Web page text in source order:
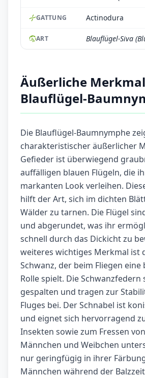
GATTUNG Actinodura
ART Blauflügel-Siva
Äußerliche
Blauflügel-
Die Blauflügel-Baumnymphe
charakteristischer äußerlicher
Gefieder ist überwiegend
auffälligen blauen Flügeln, die
markanten Look verleihen.
hilft der Art, sich im dichten
Wälder zu tarnen. Die Flügel
und abgerundet, was ihr
schnell durch das Dickicht zu
weiteres wichtiges Merkmal ist
Schwanz, der beim Fliegen
Rolle spielt. Die
gespalten und tragen zur
Fluges bei. Der Schnabel ist
und eignet sich hervorragend
Insekten sowie zum Fressen
Männchen und Weibchen
nur geringfügig in ihrer
Männchen während der